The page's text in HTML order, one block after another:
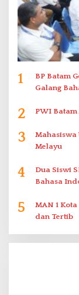
1
BP Batam
Galang
2 PWI
3
Melayu
4
Dua Siswi
Bahasa
5
MAN 1
dan Tertib